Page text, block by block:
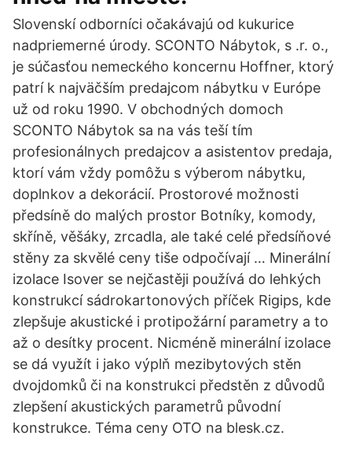
Slovenskí odborníci očakávajú od kukurice
nadpriemerné úrody. SCONTO Nábytok, s .r. o.,
je súčasťou nemeckého koncernu Hoffner, ktorý
patrí k najväčším predajcom nábytku v Európe
už od roku 1990. V obchodných domoch
SCONTO Nábytok sa na vás teší tím
profesionálnych predajcov a asistentov predaja,
ktorí vám vždy pomôžu s výberom nábytku,
doplnkov a dekorácií. Prostorové možnosti
předsíně do malých prostor Botníky, komody,
skříně, věšáky, zrcadla, ale také celé předsíňové
stěny za skvělé ceny tiše odpočívají … Minerální
izolace Isover se nejčastěji používá do lehkých
konstrukcí sádrokartonových příček Rigips, kde
zlepšuje akustické i protipožární parametry a to
až o desítky procent. Nicméně minerální izolace
se dá využít i jako výplň mezibytových stěn
dvojdomků či na konstrukci předstěn z důvodů
zlepšení akustických parametrů původní
konstrukce. Téma ceny OTO na blesk.cz.